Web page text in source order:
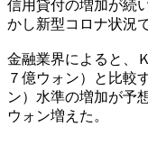
信用貸付の増加が続
かし新型コロナ状況
金融業界によると、
７億ウォン）と比較
ン）水準の増加が予
ウォン増えた。